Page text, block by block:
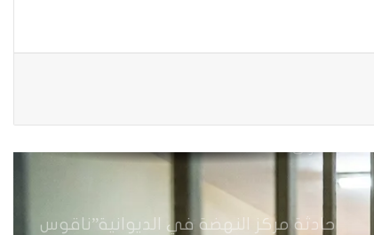
لماذا فشلت أغلب الاحزاب الناشئة في
حادثة مركز النهضة في الديوانية”ناقوس